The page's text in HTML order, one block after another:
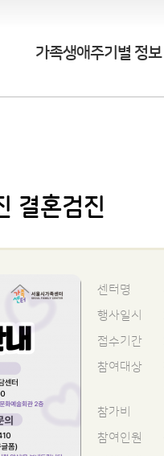
가족생애주기별 정보
결혼검진
센터명
행사일시
접수기간
참여대상
참가비
참여인원